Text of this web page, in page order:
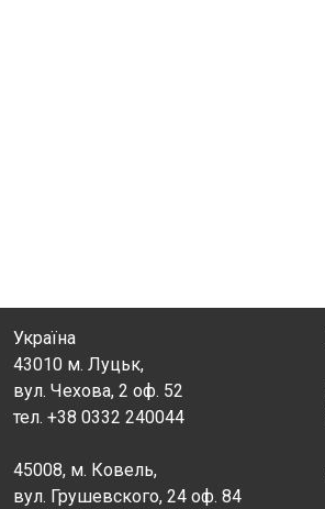
Україна
43010 м. Луцьк,
вул. Чехова, 2 оф. 52
тел. +38 0332 240044
45008, м. Ковель,
вул. Грушевского, 24 оф. 84